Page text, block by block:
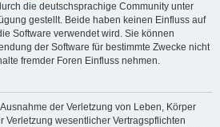
die deutschsprachige Community unter
gestellt. Beide haben keinen Einfluss auf
Software verwendet wird. Sie können
der Software für bestimmte Zwecke nicht
fremder Foren Einfluss nehmen.
der Verletzung von Leben, Körper
Verletzung wesentlicher Vertragspflichten